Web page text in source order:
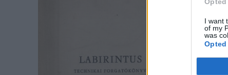
I want
of my
was